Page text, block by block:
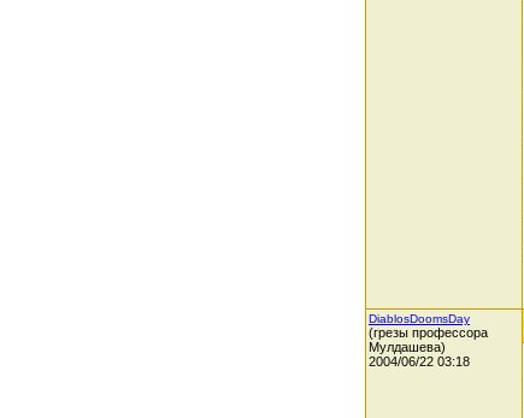
DiablosDoomsDay
(грезы профессора
Мулдашева)
2004/06/22 03:18